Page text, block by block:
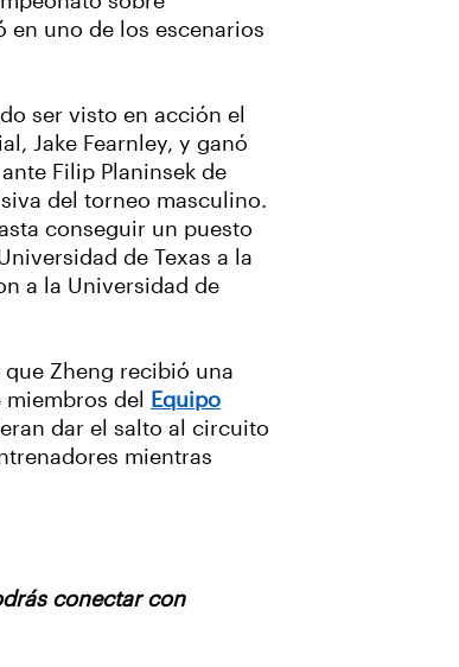
en uno de los escenarios
ser visto en acción el
Jake Fearnley, y ganó
Filip Planinsek de
del torneo masculino.
conseguir un puesto
de Texas a la
a la Universidad de
Zheng recibió una
del
Equipo
dar el salto al circuito
mientras
conectar con